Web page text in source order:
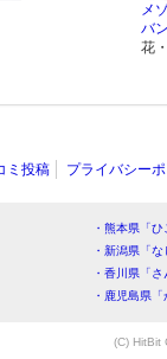
メ
バ
花
ミ投稿 プライバシー
・熊本県「
・新潟県「
・香川県「
・鹿児島県
(C) HitBit